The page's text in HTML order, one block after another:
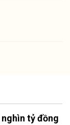
tỷ đồng